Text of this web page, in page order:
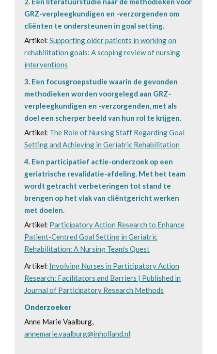
GRZ-verpleegkundigen en -verzorgenden om
cliënten te ondersteunen in goal setting.
Artikel: Supporting older patients in working on
rehabilitation goals: A scoping review of nursing
interventions
3. Een focusgroepstudie waarin de gevonden
methodieken worden voorgelegd aan GRZ-
verpleegkundigen en -verzorgenden, met als
doel een scherper beeld van hun rol te krijgen.
Artikel: The Role of Nursing Staff Regarding Goal
Setting and Achieving in Geriatric Rehabilitation
4. Een participatief actie-onderzoek op een
geriatrische revalidatie-afdeling. Met het team
wordt getracht verbeteringen tot stand te
brengen op het vlak van cliëntgericht werken
met doelen.
Artikel: Participatory Action Research to Enhance
Patient-Centred Goal Setting in Geriatric
Rehabilitation: A Nursing Team’s Quest
Artikel: Involving Nurses in Participatory Action
Research: Facilitators and Barriers | Published in
Journal of Participatory Research Methods
Onderzoeker
Anne Marie Vaalburg,
annemarie.vaalburg@inholland.nl